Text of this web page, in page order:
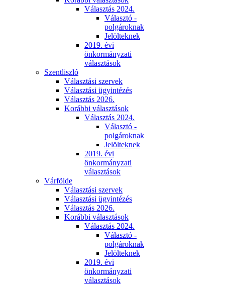
Választás 2024.
Választó -
polgároknak
Jelölteknek
2019. évi
önkormányzati
választások
Szentliszló
Választási szervek
Választási ügyintézés
Választás 2026.
Korábbi választások
Választás 2024.
Választó -
polgároknak
Jelölteknek
2019. évi
önkormányzati
választások
Várfölde
Választási szervek
Választási ügyintézés
Választás 2026.
Korábbi választások
Választás 2024.
Választó -
polgároknak
Jelölteknek
2019. évi
önkormányzati
választások